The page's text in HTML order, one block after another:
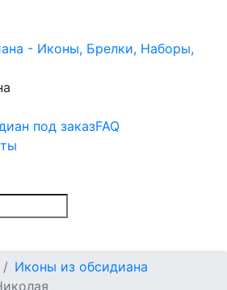
под заказFAQ
Иконы из обсидиана